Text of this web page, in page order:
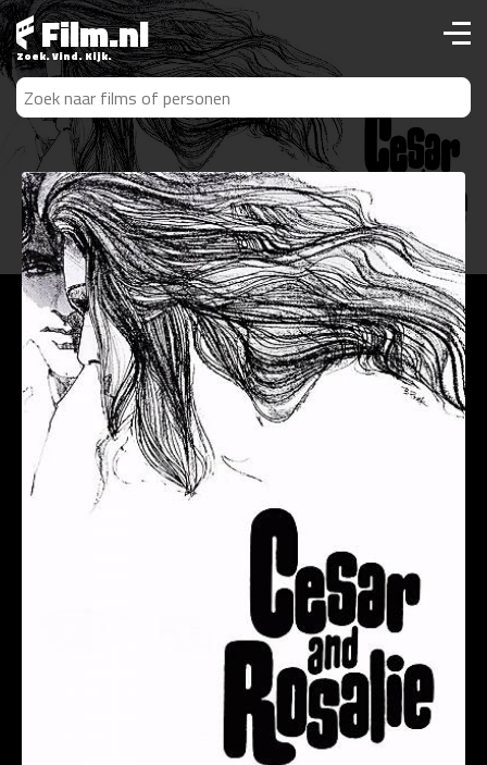
Film.nl
Zoek. Vind. Kijk.